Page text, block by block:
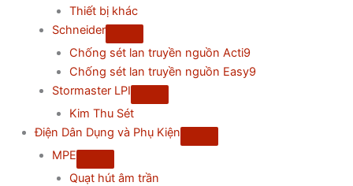
Thiết bị khác
Schneider
Chống sét lan truyền nguồn Acti9
Chống sét lan truyền nguồn Easy9
Stormaster LPI
Kim Thu Sét
Điện Dân Dụng và Phụ Kiện
MPE
Quạt hút âm trần